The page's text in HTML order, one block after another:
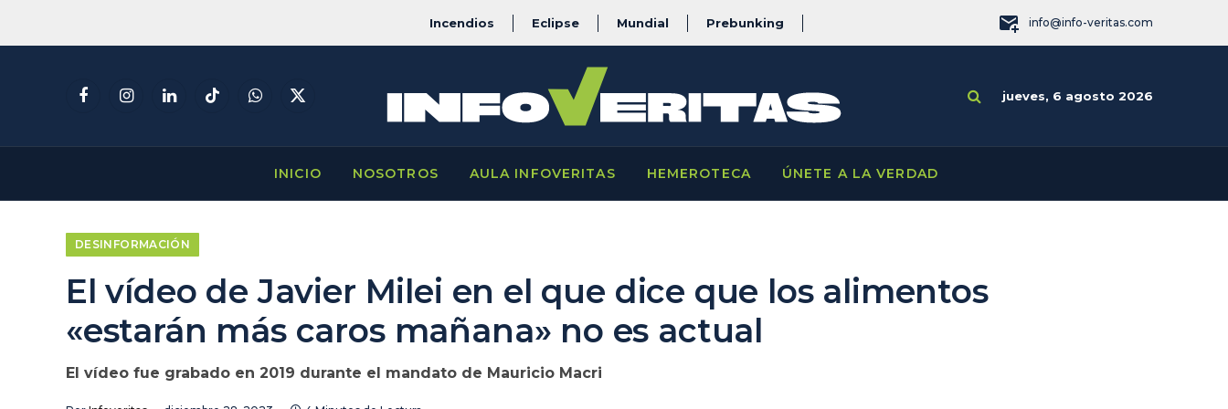
Incendios Eclipse Mundial Prebunking info@info-veritas.com
FacebookInstagramLinkedInTikTokWhatsApp
X
jueves, 6 agosto 2026
INICIO NOSOTROS AULA INFOVERITAS HEMEROTECA ÚNETE A LA VERDAD
DESINFORMACIÓN
El vídeo de Javier Milei en el que dice que los alimentos
«estarán más caros mañana» no es actual
El vídeo fue grabado en 2019 durante el mandato de Mauricio Macri